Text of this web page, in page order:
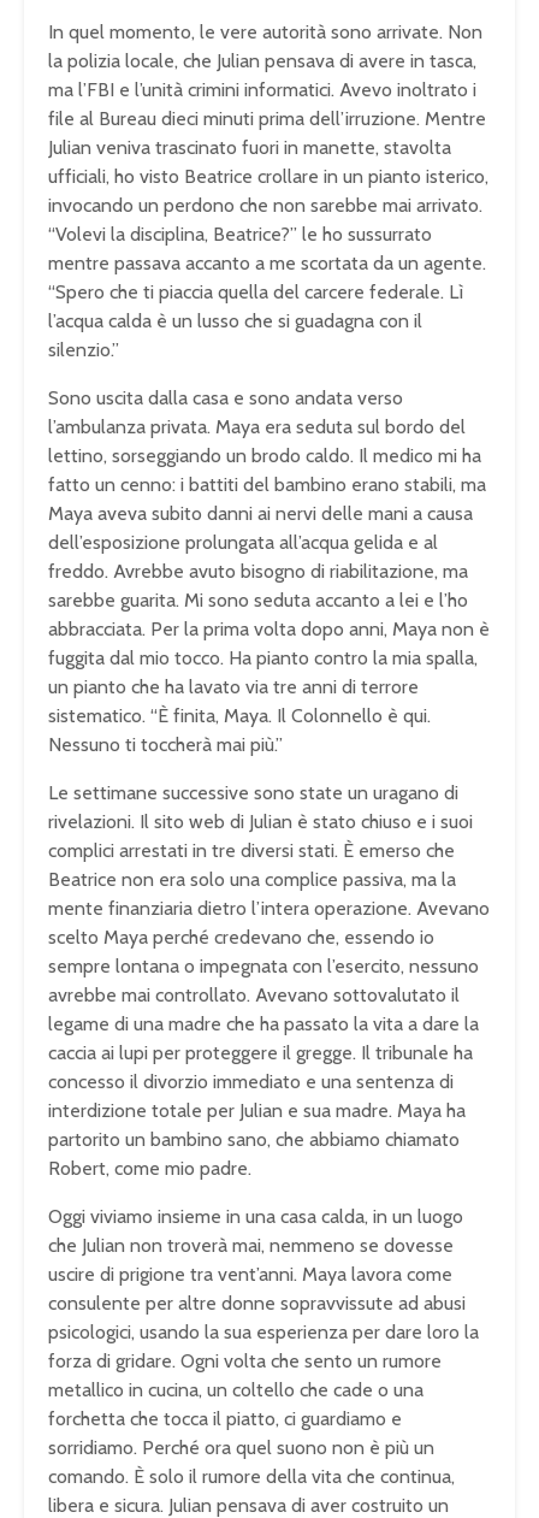
In quel momento, le vere autorità sono arrivate. Non
la polizia locale, che Julian pensava di avere in tasca,
ma l’FBI e l’unità crimini informatici. Avevo inoltrato i
file al Bureau dieci minuti prima dell’irruzione. Mentre
Julian veniva trascinato fuori in manette, stavolta
ufficiali, ho visto Beatrice crollare in un pianto isterico,
invocando un perdono che non sarebbe mai arrivato.
“Volevi la disciplina, Beatrice?” le ho sussurrato
mentre passava accanto a me scortata da un agente.
“Spero che ti piaccia quella del carcere federale. Lì
l’acqua calda è un lusso che si guadagna con il
silenzio.”
Sono uscita dalla casa e sono andata verso
l’ambulanza privata. Maya era seduta sul bordo del
lettino, sorseggiando un brodo caldo. Il medico mi ha
fatto un cenno: i battiti del bambino erano stabili, ma
Maya aveva subito danni ai nervi delle mani a causa
dell’esposizione prolungata all’acqua gelida e al
freddo. Avrebbe avuto bisogno di riabilitazione, ma
sarebbe guarita. Mi sono seduta accanto a lei e l’ho
abbracciata. Per la prima volta dopo anni, Maya non è
fuggita dal mio tocco. Ha pianto contro la mia spalla,
un pianto che ha lavato via tre anni di terrore
sistematico. “È finita, Maya. Il Colonnello è qui.
Nessuno ti toccherà mai più.”
Le settimane successive sono state un uragano di
rivelazioni. Il sito web di Julian è stato chiuso e i suoi
complici arrestati in tre diversi stati. È emerso che
Beatrice non era solo una complice passiva, ma la
mente finanziaria dietro l’intera operazione. Avevano
scelto Maya perché credevano che, essendo io
sempre lontana o impegnata con l’esercito, nessuno
avrebbe mai controllato. Avevano sottovalutato il
legame di una madre che ha passato la vita a dare la
caccia ai lupi per proteggere il gregge. Il tribunale ha
concesso il divorzio immediato e una sentenza di
interdizione totale per Julian e sua madre. Maya ha
partorito un bambino sano, che abbiamo chiamato
Robert, come mio padre.
Oggi viviamo insieme in una casa calda, in un luogo
che Julian non troverà mai, nemmeno se dovesse
uscire di prigione tra vent’anni. Maya lavora come
consulente per altre donne sopravvissute ad abusi
psicologici, usando la sua esperienza per dare loro la
forza di gridare. Ogni volta che sento un rumore
metallico in cucina, un coltello che cade o una
forchetta che tocca il piatto, ci guardiamo e
sorridiamo. Perché ora quel suono non è più un
comando. È solo il rumore della vita che continua,
libera e sicura. Julian pensava di aver costruito un